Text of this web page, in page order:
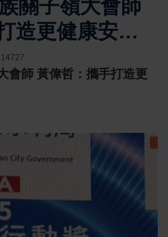
關子嶺大會師
造更健康安全
14727
會師 黃偉哲：攜手打造更